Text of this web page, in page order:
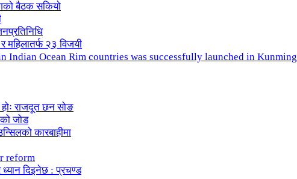
बैठक सकियो
२३ विजयी
Indian Ocean Rim countries was successfully launched in Kunming
राजदूत छन सोङ
जोड
कारबाहीमा
reform
ध्यान दिइनेछ : प्रचण्ड